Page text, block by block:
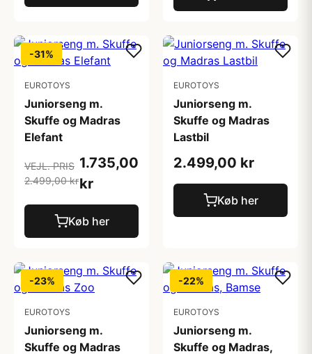
-31%
EUROTOYS
Juniorseng m.
Skuffe og Madras
Elefant
VEJL. PRIS
2.499,00 kr
1.735,00
kr
Køb her
EUROTOYS
Juniorseng m.
Skuffe og Madras
Lastbil
2.499,00 kr
Køb her
-23%
EUROTOYS
Juniorseng m.
Skuffe og Madras
-22%
EUROTOYS
Juniorseng m.
Skuffe og Madras,